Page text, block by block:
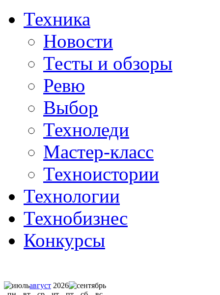
Техника
Новости
Тесты и обзоры
Ревю
Выбор
Техноледи
Мастер-класс
Техноистории
Технологии
Технобизнес
Конкурсы
август 2026